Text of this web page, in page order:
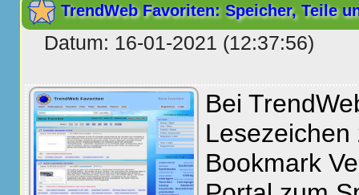
TrendWeb Favoriten: Speicher, Teile
Datum: 16-01-2021 (12:37:56)
Bei
Lesezeichen
Bookmark